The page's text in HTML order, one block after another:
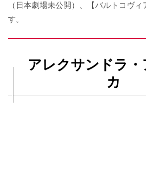
（日本劇場未公開）、【バルトコヴ
す。
アレクサンドラ・
カ